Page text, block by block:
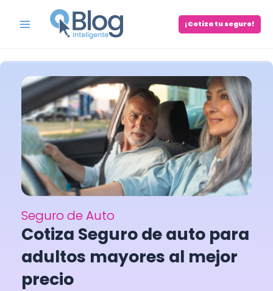
Menu
¡Cotiza tu seguro!
Seguro de Auto
Cotiza Seguro de auto para
adultos mayores al mejor
precio